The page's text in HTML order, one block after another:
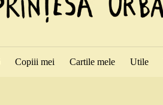
Copiii mei Cartile mele Utile